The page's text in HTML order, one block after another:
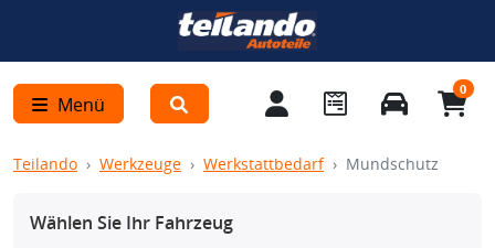
Menü
0
Teilando Werkzeuge Werkstattbedarf Mundschutz
Wählen Sie Ihr Fahrzeug